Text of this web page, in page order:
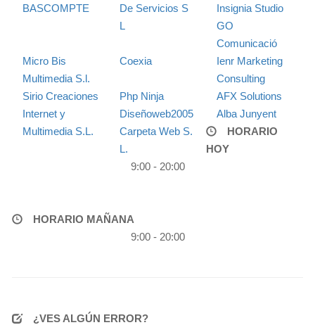
BASCOMPTE
De Servicios S
L
Insignia Studio
GO
Comunicació
Micro Bis
Multimedia S.l.
Coexia
Ienr Marketing
Consulting
Sirio Creaciones
Internet y
Multimedia S.L.
Php Ninja
AFX Solutions
Diseñoweb2005
Alba Junyent
Carpeta Web S.
L.
HORARIO
HOY
9:00 - 20:00
HORARIO MAÑANA
9:00 - 20:00
¿VES ALGÚN ERROR?